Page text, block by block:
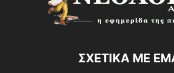
ΣΧΕΤΙΚΑ ΜΕ